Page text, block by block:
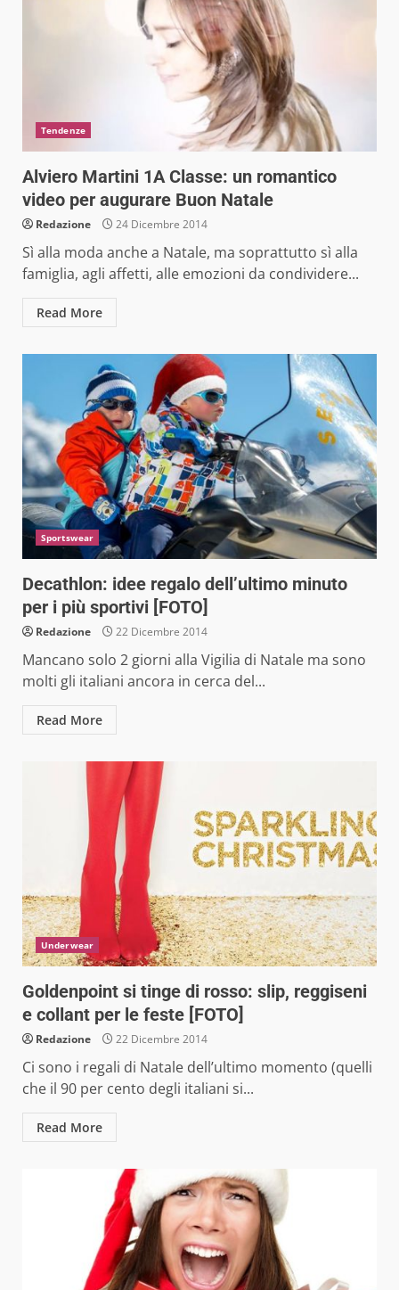
Tendenze
Alviero Martini 1A Classe: un romantico
video per augurare Buon Natale
Redazione 24 Dicembre 2014
Sì alla moda anche a Natale, ma soprattutto sì alla
famiglia, agli affetti, alle emozioni da condividere...
Read More
Sportswear
Decathlon: idee regalo dell’ultimo minuto
per i più sportivi [FOTO]
Redazione 22 Dicembre 2014
Mancano solo 2 giorni alla Vigilia di Natale ma sono
molti gli italiani ancora in cerca del...
Read More
Underwear
Goldenpoint si tinge di rosso: slip, reggiseni
e collant per le feste [FOTO]
Redazione 22 Dicembre 2014
Ci sono i regali di Natale dell’ultimo momento (quelli
che il 90 per cento degli italiani si...
Read More